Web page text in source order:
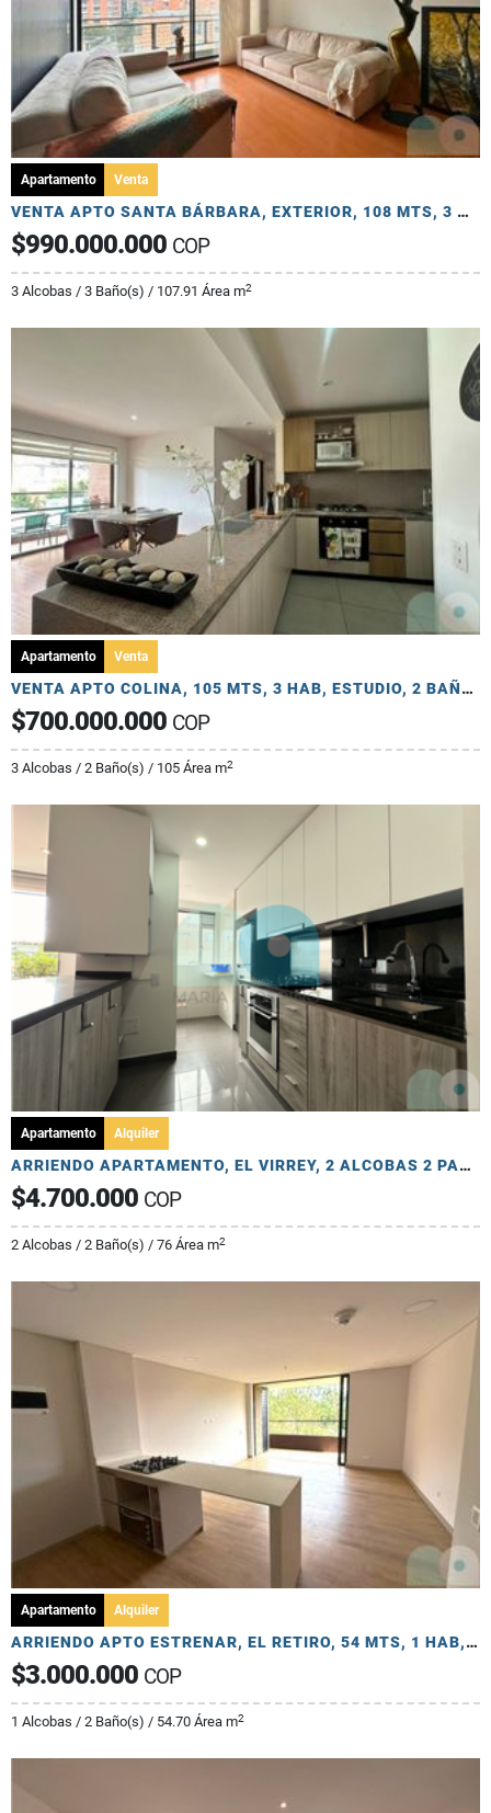
Apartamento Venta
VENTA APTO SANTA BÁRBARA, EXTERIOR, 108 MTS, 3 HAB, 3 BAÑOS, 2 PARQ
$990.000.000 COP
3 Alcobas / 3 Baño(s) / 107.91 Área m2
Apartamento Venta
VENTA APTO COLINA, 105 MTS, 3 HAB, ESTUDIO, 2 BAÑOS, 2 PARQ
$700.000.000 COP
3 Alcobas / 2 Baño(s) / 105 Área m2
Apartamento Alquiler
ARRIENDO APARTAMENTO, EL VIRREY, 2 ALCOBAS 2 PARQUEADEROS
$4.700.000 COP
2 Alcobas / 2 Baño(s) / 76 Área m2
Apartamento Alquiler
ARRIENDO APTO ESTRENAR, EL RETIRO, 54 MTS, 1 HAB, 2 BAÑOS, 1 PARQ
$3.000.000 COP
1 Alcobas / 2 Baño(s) / 54.70 Área m2